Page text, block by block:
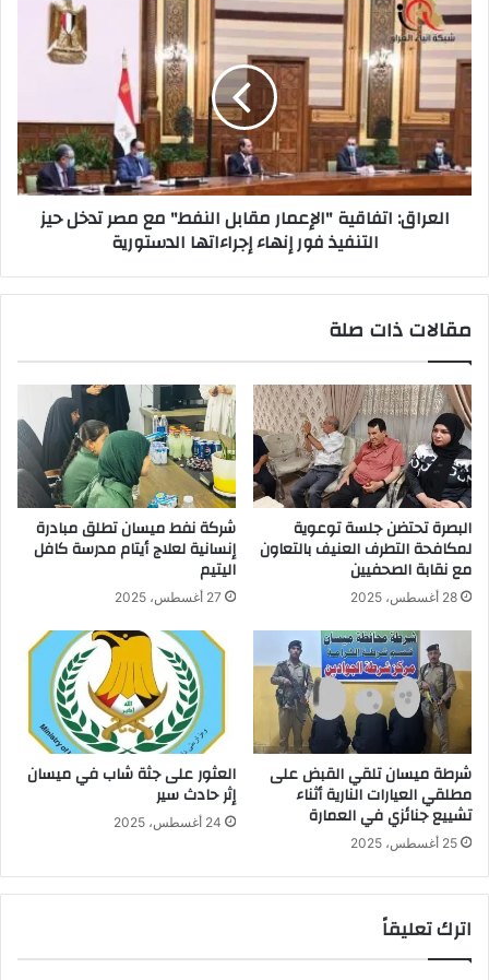
العراق:
اتفاقية
"الإعمار
مقابل
النفط"
مصر
تدخل
حيز
التنفيذالعراق: اتفاقية "الإعمار مقابل النفط" مع مصر تدخل حيز
التنفيذ فور إنهاء إجراءاتها الدستورية
مقالات ذات صلة
البصرة تحتضن جلسة توعوية
لمكافحة التطرف العنيف بالتعاون
مع نقابة الصحفيين
28 أغسطس، 2025
شركة نفط ميسان تطلق مبادرة
إنسانية لعلاج أيتام مدرسة كافل
اليتيم
27 أغسطس، 2025
شرطة ميسان تلقي القبض على
مطلقي العيارات النارية أثناء
تشييع جنائزي في العمارة
25 أغسطس، 2025
العثور على جثة شاب في ميسان
إثر حادث سير
24 أغسطس، 2025
اترك تعليقاً